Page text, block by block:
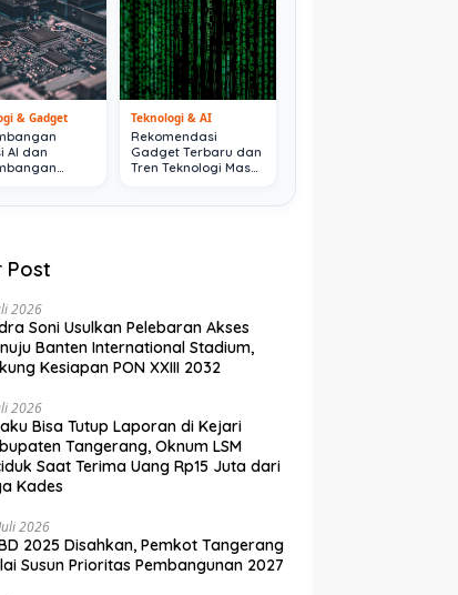
& Gadget
AI dan
Teknologi & AI
Rekomendasi
Gadget Terbaru dan
Tren Teknologi Masa
Post
2026
Soni Usulkan Pelebaran Akses
Banten International Stadium,
Kesiapan PON XXIII 2032
2026
Bisa Tutup Laporan di Kejari
Tangerang, Oknum LSM
Saat Terima Uang Rp15 Juta dari
Kades
2026
2025 Disahkan, Pemkot Tangerang
Susun Prioritas Pembangunan 2027